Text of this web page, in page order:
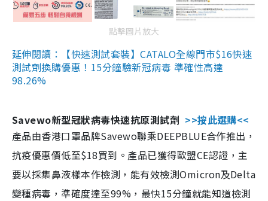
點擊圖片放大
延伸閱讀：【快速測試套裝】CATALO全線門市$16快速
測試劑換購優惠！15分鐘驗新冠病毒 準確性高達
98.26%
Savewo新型冠狀病毒快速抗原測試劑 >>按此選購<<
產品由香港口罩品牌Savewo聯乘DEEPBLUE合作推出，
抗疫優惠價低至$18買到。產品已獲得歐盟CE認證，主
要以採集鼻液樣本作檢測，能有效檢測Omicron及Delta
變種病毒，準確度達至99%，最快15分鐘就能知道檢測